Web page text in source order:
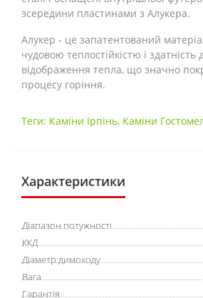
зсередини пластинами з Алукера.
Алукер - це запатентований
чудовою теплостійкістю і
відображення тепла, що значно
процесу горіння.
Теги: Каміни Ірпінь, Каміни
Характеристики
Діапазон потужності
ККД
Діаметр димоходу
Вага
Гарантія